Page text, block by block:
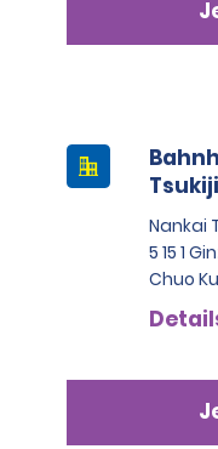
Tsukiji
Nankai
5 15 1
Chuo